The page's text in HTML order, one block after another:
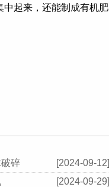
中起来，还能制成有机肥
碎
[2024-09-12]
[2024-09-29]